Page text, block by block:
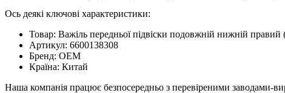
Ось деякі ключові характеристики:
Товар: Важіль передньої підвіски подовжній нижній
Артикул: 6600138308
Бренд: OEM
Країна: Китай
Наша компанія працює безпосередньо з перевіреними заводами-